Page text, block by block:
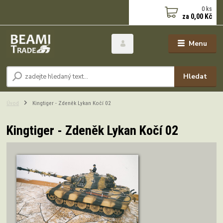
Menu
Hledat
0 ks
za 0,00 Kč
Úvod Kingtiger - Zdeněk Lykan Kočí 02
Kingtiger - Zdeněk Lykan Kočí 02